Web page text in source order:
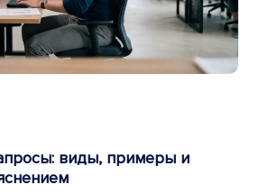
виды, примеры и